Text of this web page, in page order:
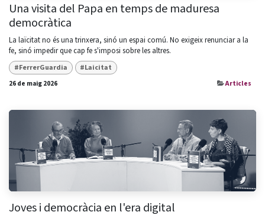
Una visita del Papa en temps de maduresa
democràtica
La laïcitat no és una trinxera, sinó un espai comú. No exigeix renunciar a la
fe, sinó impedir que cap fe s'imposi sobre les altres.
#FerrerGuardia
#Laicitat
26 de maig 2026
Articles
Joves i democràcia en l'era digital